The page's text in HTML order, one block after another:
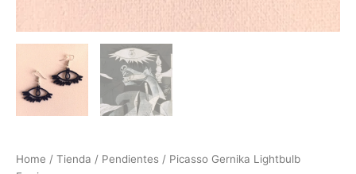
Home / Tienda / Pendientes / Picasso Gernika Lightbulb